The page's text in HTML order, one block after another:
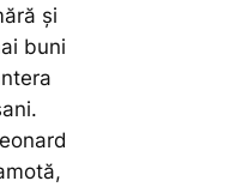
și
buni